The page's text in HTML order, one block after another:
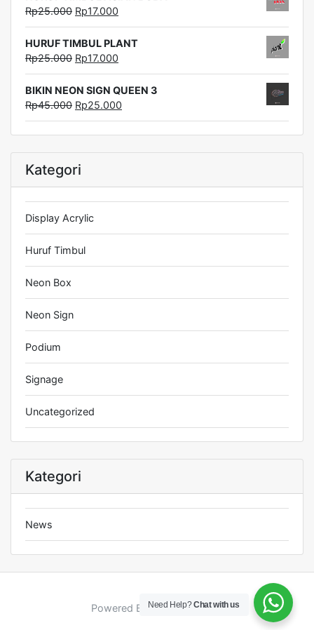
Rp25.000 Rp17.000
HURUF TIMBUL PLANT
Rp25.000 Rp17.000
BIKIN NEON SIGN QUEEN 3
Rp45.000 Rp25.000
Kategori
Display Acrylic
Huruf Timbul
Neon Box
Neon Sign
Podium
Signage
Uncategorized
Kategori
News
Powered By: Jhana Creative
Need Help?Chat with us